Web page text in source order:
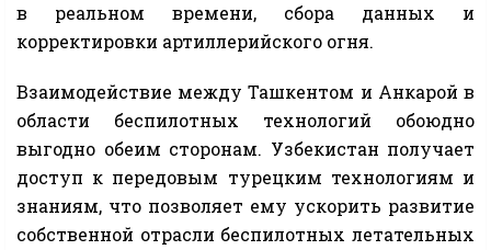
в реальном времени, сбора данных и
корректировки артиллерийского огня.
Взаимодействие между Ташкентом и Анкарой в
области беспилотных технологий обоюдно
выгодно обеим сторонам. Узбекистан получает
доступ к передовым турецким технологиям и
знаниям, что позволяет ему ускорить развитие
собственной отрасли беспилотных летательных